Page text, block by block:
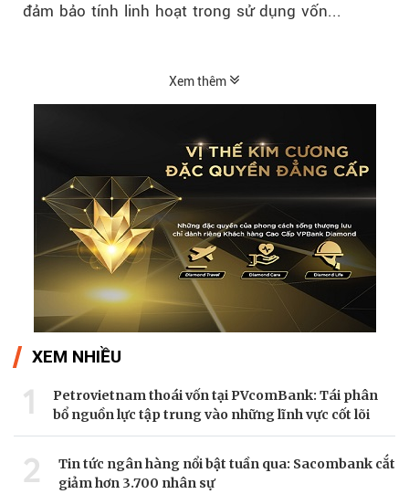
đảm bảo tính linh hoạt trong sử dụng vốn...
Xem thêm
XEM NHIỀU
1
Petrovietnam thoái vốn tại PVcomBank: Tái phân
bổ nguồn lực tập trung vào những lĩnh vực cốt lõi
2
Tin tức ngân hàng nổi bật tuần qua: Sacombank cắt
giảm hơn 3.700 nhân sự